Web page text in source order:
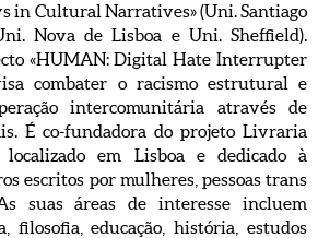
in Cultural Narratives» (Uni. Santiago
Nova de Lisboa e Uni. Sheffield).
«HUMAN: Digital Hate Interrupter
combater o racismo estrutural e
intercomunitária através de
É co-fundadora do projeto Livraria
localizado em Lisboa e dedicado à
escritos por mulheres, pessoas trans
suas áreas de interesse incluem
filosofia, educação, história, estudos